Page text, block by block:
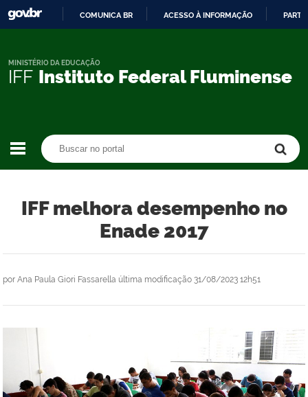
CONTEÚDO
COMUNICA BR ACESSO À INFORMAÇÃO
IFF Instituto Federal Fluminense
MINISTÉRIO DA EDUCAÇÃO
IFF melhora desempenho no
Enade 2017
por Ana Paula Giori Fassarella última modificação 31/08/2023 12h51